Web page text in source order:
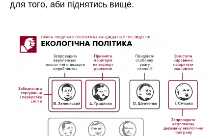
для того, аби піднятись вище.